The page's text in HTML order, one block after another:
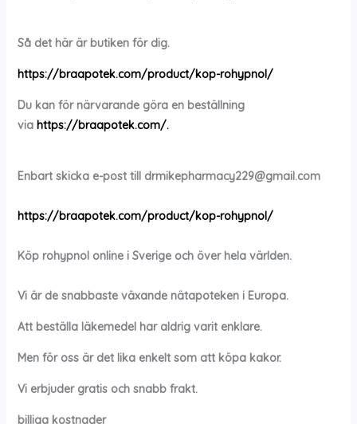
Så det här är butiken för dig.
https://braapotek.com/product/kop-rohypnol/
Du kan för närvarande göra en beställning
via https://braapotek.com/.
Enbart skicka e-post till drmikepharmacy229@gmail.com
https://braapotek.com/product/kop-rohypnol/
Köp rohypnol online i Sverige och över hela världen.
Vi är de snabbaste växande nätapoteken i Europa.
Att beställa läkemedel har aldrig varit enklare.
Men för oss är det lika enkelt som att köpa kakor.
Vi erbjuder gratis och snabb frakt.
billiga kostnader